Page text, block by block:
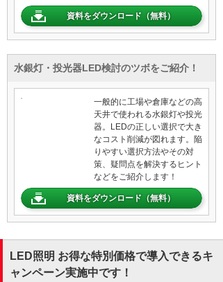
資料をダウンロード（無料）
水銀灯・投光器LED検討のツボをご紹介！
一般的に工場や倉庫などの高
天井で使われる水銀灯や投光
器。LEDの正しい選択で大き
なコスト削減が図れます。陥
りやすい選択方法やその対
策、疑問点を解決するヒント
などをご紹介します！
資料をダウンロード（無料）
LED照明 お得な特別価格で導入できるキ
ャンペーン実施中です！